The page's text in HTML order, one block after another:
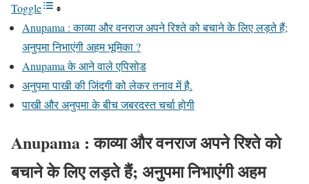
Toggle
Anupama : काव्या और वनराज अपने रिश्ते को बचाने के लिए लड़ते हैं;
अनुपमा निभाएंगी अहम भूमिका ?
Anupama के आने वाले एपिसोड
अनुपमा पाखी की जिंदगी को लेकर तनाव में है.
पाखी और अनुपमा के बीच जबरदस्त चर्चा होगी
Anupama : काव्या और वनराज अपने रिश्ते को
बचाने के लिए लड़ते हैं; अनुपमा निभाएंगी अहम